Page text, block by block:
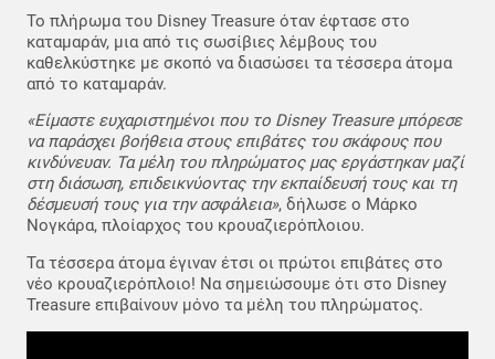
Το πλήρωμα του Disney Treasure όταν έφτασε στο
καταμαράν, μια από τις σωσίβιες λέμβους του
καθελκύστηκε με σκοπό να διασώσει τα τέσσερα άτομα
από το καταμαράν.
«Είμαστε ευχαριστημένοι που το Disney Treasure μπόρεσε
να παράσχει βοήθεια στους επιβάτες του σκάφους που
κινδύνευαν. Τα μέλη του πληρώματος μας εργάστηκαν μαζί
στη διάσωση, επιδεικνύοντας την εκπαίδευσή τους και τη
δέσμευσή τους για την ασφάλεια», δήλωσε ο Μάρκο
Νογκάρα, πλοίαρχος του κρουαζιερόπλοιου.
Τα τέσσερα άτομα έγιναν έτσι οι πρώτοι επιβάτες στο
νέο κρουαζιερόπλοιο! Να σημειώσουμε ότι στο Disney
Treasure επιβαίνουν μόνο τα μέλη του πληρώματος.